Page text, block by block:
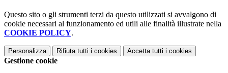
Questo sito o gli strumenti terzi da questo utilizzati si avvalgono di
cookie necessari al funzionamento ed utili alle finalità illustrate nella
COOKIE POLICY.
Personalizza Rifiuta tutti i cookies Accetta tutti i cookies
Gestione cookie